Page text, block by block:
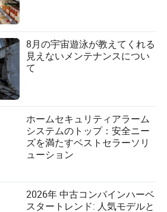
8月の宇宙遊泳が教えてくれる
見えないメンテナンスについ
て
ホームセキュリティアラーム
システムのトップ：安全ニー
ズを満たすベストセラーソリ
ューション
2026年 中古コンバインハーベ
スタートレンド: 人気モデルと